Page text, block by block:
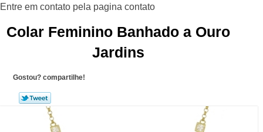
Colar Feminino Banhado a Ouro
Jardins
Gostou? compartilhe!